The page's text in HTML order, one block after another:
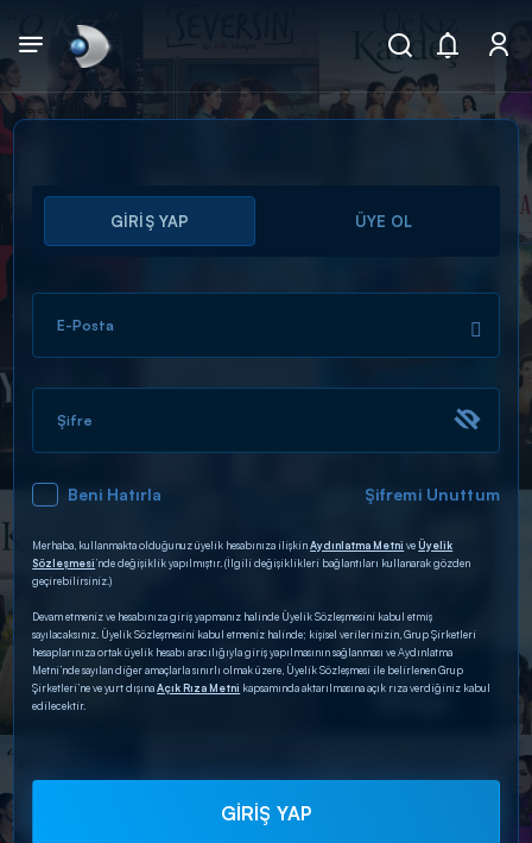
Arama
ARAMA SONUÇLARI
DİĞER SONUÇLAR
GİRİŞ YAP ÜYE OL
E-Posta
Şifre
Beni Hatırla Şifremi Unuttum
Merhaba, kullanmakta olduğunuz üyelik hesabınıza ilişkinAydınlatma Metni veÜyelik
Sözleşmesi’nde değişiklik yapılmıştır. (İlgili değişiklikleri bağlantıları kullanarak gözden
geçirebilirsiniz.)
Devam etmeniz ve hesabınıza giriş yapmanız halinde Üyelik Sözleşmesini kabul etmiş
sayılacaksınız. Üyelik Sözleşmesini kabul etmeniz halinde; kişisel verilerinizin, Grup Şirketleri
hesaplarınıza ortak üyelik hesabı aracılığıyla giriş yapılmasının sağlanması ve Aydınlatma
Metni’nde sayılan diğer amaçlarla sınırlı olmak üzere, Üyelik Sözleşmesi ile belirlenen Grup
Şirketleri’ne ve yurt dışınaAçık Rıza Metni kapsamında aktarılmasına açık rıza verdiğiniz kabul
edilecektir.
GİRİŞ YAP